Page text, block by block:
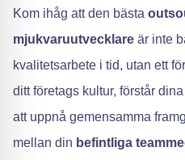
Kom ihåg att den bästa
mjukvaruutvecklare är inte
kvalitetsarbete i tid, utan ett
ditt företags kultur, förstår
att uppnå gemensamma
mellan din befintliga